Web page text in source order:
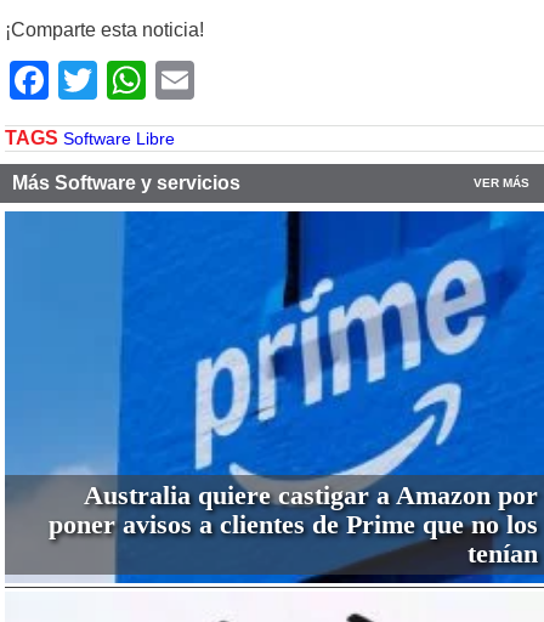
¡Comparte esta noticia!
Facebook
TwitterWhatsApp
TAGS Software Libre
Más Software y servicios VER MÁS
Australia quiere castigar a Amazon por
poner avisos a clientes de Prime que no los
tenían